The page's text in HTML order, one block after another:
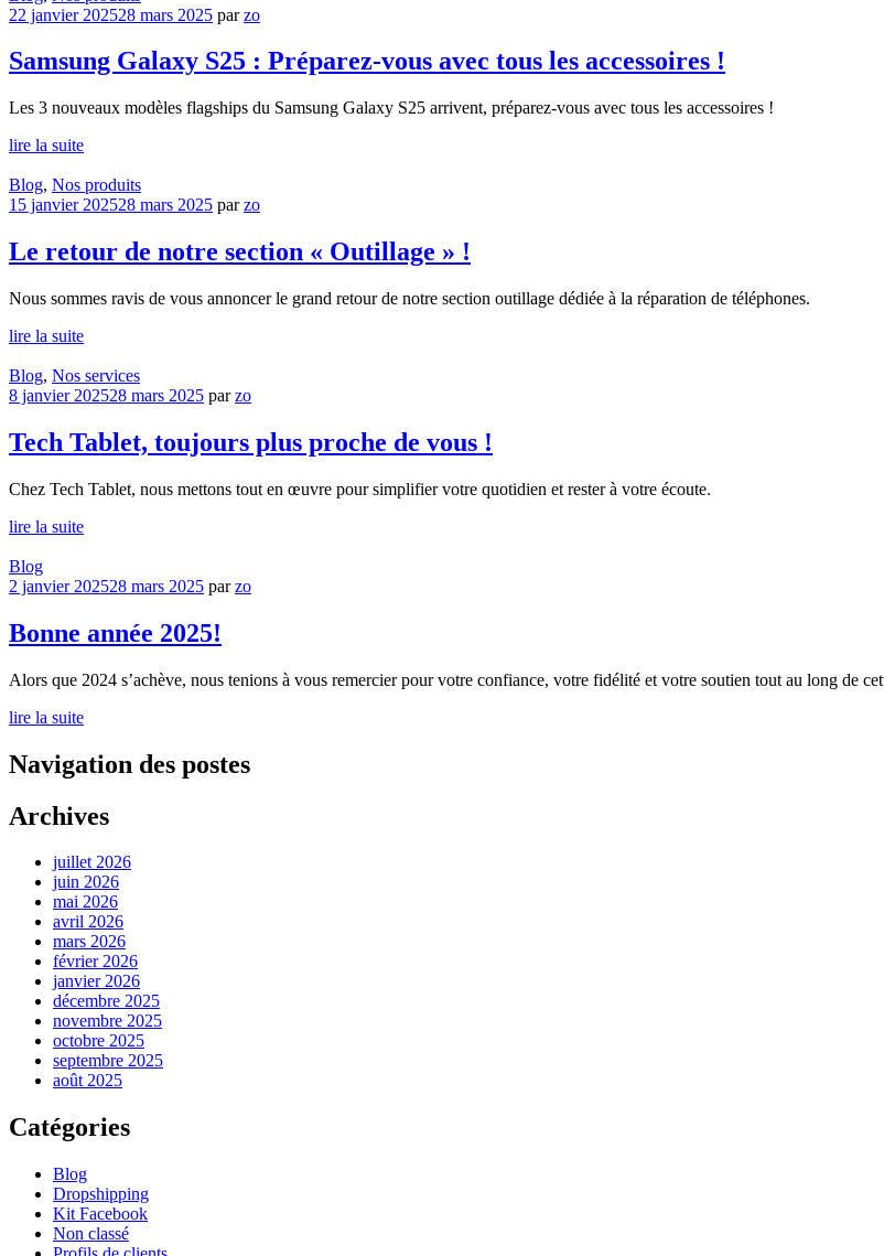
22 janvier 202528 mars 2025 parzo
Samsung Galaxy S25 : Préparez-vous avec tous les accessoires !
Les 3 nouveaux modèles flagships du Samsung Galaxy S25 arrivent, préparez-vous avec tous les accessoires !
lire la suite
Blog, Nos produits
15 janvier 202528 mars 2025 parzo
Le retour de notre section « Outillage » !
Nous sommes ravis de vous annoncer le grand retour de notre section outillage dédiée à la réparation de téléphones.
lire la suite
Blog, Nos services
8 janvier 202528 mars 2025 parzo
Tech Tablet, toujours plus proche de vous !
Chez Tech Tablet, nous mettons tout en œuvre pour simplifier votre quotidien et rester à votre écoute.
lire la suite
Blog
2 janvier 202528 mars 2025 parzo
Bonne année 2025!
Alors que 2024 s’achève, nous tenions à vous remercier pour votre confiance, votre fidélité et votre soutien tout au long de
lire la suite
Navigation des postes
Archives
juillet 2026
juin 2026
mai 2026
avril 2026
mars 2026
février 2026
janvier 2026
décembre 2025
novembre 2025
octobre 2025
septembre 2025
août 2025
Catégories
Blog
Dropshipping
Kit Facebook
Non classé